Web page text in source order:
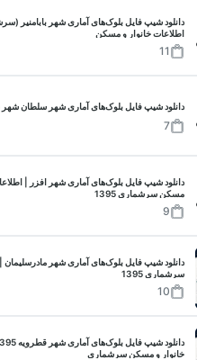
اطلاعات خانوار و مسکن
11
دانلود شیپ فایل بلوک‌های آماری شهر سلطان شهر 1395
7
دانلود شیپ فایل بلوک‌های آماری شهر افزر |
مسکن سرشماری 1395
9
دانلود شیپ فایل بلوک‌های آماری شهر
سرشماری 1395
10
خانوار و مسکن سرشماری